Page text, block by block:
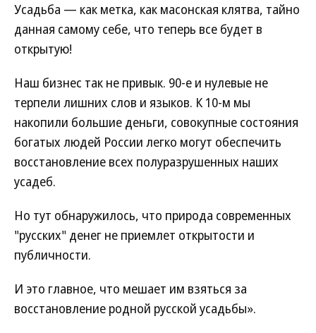
Усадьба — как метка, как масонская клятва, тайно
данная самому себе, что теперь все будет в
открытую!
Наш бизнес так не привык. 90-е и нулевые не
терпели лишних слов и языков. К 10-м мы
накопили большие деньги, совокупные состояния
богатых людей России легко могут обеспечить
восстановление всех полуразрушенных наших
усадеб.
Но тут обнаружилось, что природа современных
"русских" денег не приемлет открытости и
публичности.
И это главное, что мешает им взяться за
восстановление родной русской усадьбы».